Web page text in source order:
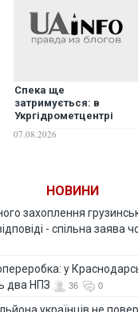
Спека ще
затримується: в
Укргідрометцентрі
буде погода в Україні
07.08.2026
НОВИНИ
захоплення
- спільна заява
у
два НПЗ
36 0